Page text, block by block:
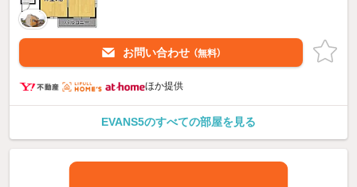
お問い合わせ （無料）
ほか提供
EVANS5のすべての部屋を見る